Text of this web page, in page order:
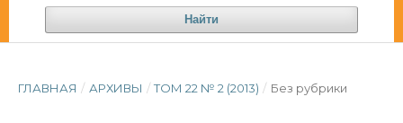
Найти
ГЛАВНАЯ / АРХИВЫ / ТОМ 22 № 2 (2013) / Без рубрики